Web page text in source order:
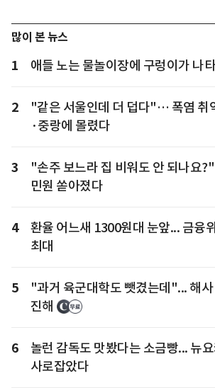
많이 본 뉴스
1 애들 노는 물놀이장에 구렁이가 나
2
"같은 서울인데 더 덥다"… 폭염 취
·중랑에 몰렸다
3
"손주 보느라 집 비워도 안 되나요
민원 쏟아졌다
4
환율 어느새 1300원대 눈앞... 금융
최대
5
"과거 육군대학도 뺏겼는데"... 해
진해
6
놀런 감독도 맛봤다는 소금빵... 뉴
사로잡았다